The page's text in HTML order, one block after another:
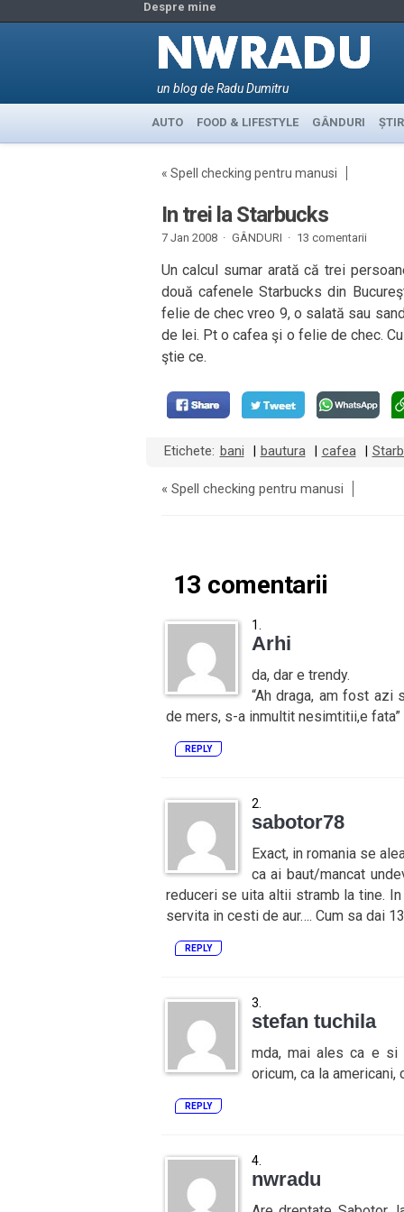
Despre mine
un blog de Radu Dumitru
AUTO FOOD & LIFESTYLE GÂNDURI
« Spell checking pentru manusi
In trei la Starbucks
7 Jan 2008 · GÂNDURI · 13 comentarii
Un calcul sumar arată că trei
două cafenele Starbucks din
felie de chec vreo 9, o salată sau
de lei. Pt o cafea şi o felie de chec.
ştie ce.
Etichete: bani bautura cafea
« Spell checking pentru manusi
13 comentarii
Arhi
da, dar e trendy.
“Ah draga, am fost azi
de mers, s-a inmultit nesimtitii,e fata”
REPLY
sabotor78
Exact, in romania se
ca ai baut/mancat
reduceri se uita altii stramb la tine.
servita in cesti de aur…. Cum sa dai
REPLY
stefan tuchila
mda, mai ales ca e si
oricum, ca la americani,
REPLY
nwradu